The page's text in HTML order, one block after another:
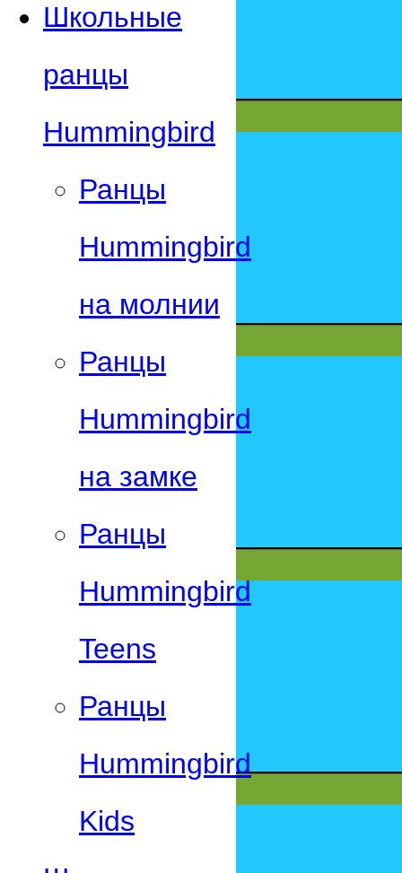
Школьные
ранцы
Hummingbird
Ранцы
Hummingbird
на молнии
Ранцы
Hummingbird
на замке
Ранцы
Hummingbird
Teens
Ранцы
Hummingbird
Kids